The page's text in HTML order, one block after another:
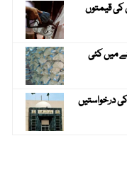
کی قیمتوں
میں کئی
درخواستیں